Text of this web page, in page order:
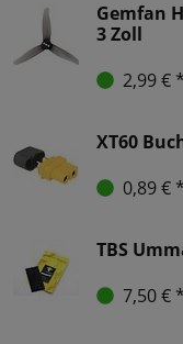
Gemfan
3 Zoll
2,99 € *
XT60
0,89 € *
TBS
7,50 € *